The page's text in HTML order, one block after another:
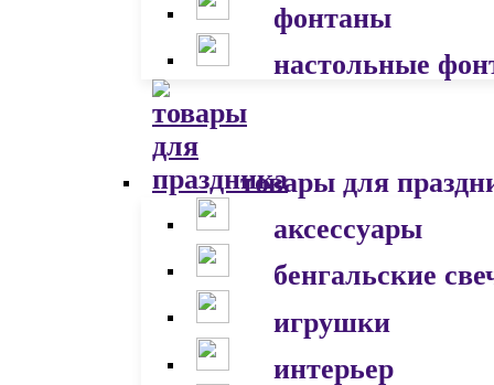
фонтаны
настольные
товары для
аксессуары
бенгальские
игрушки
интерьер